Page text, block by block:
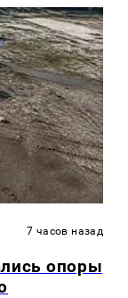
7 часов назад
опоры